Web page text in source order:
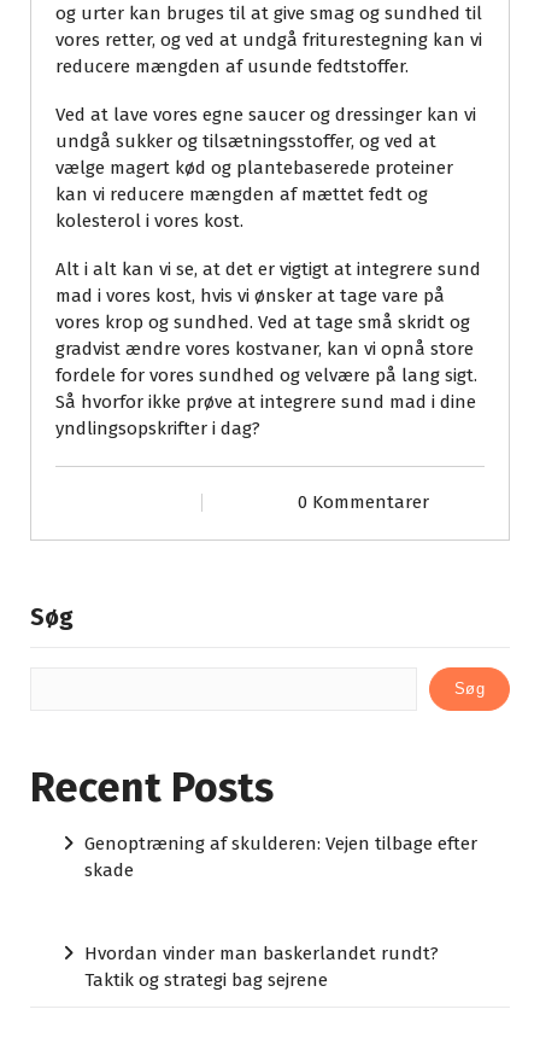
og urter kan bruges til at give smag og sundhed til
vores retter, og ved at undgå friturestegning kan vi
reducere mængden af usunde fedtstoffer.
Ved at lave vores egne saucer og dressinger kan vi
undgå sukker og tilsætningsstoffer, og ved at
vælge magert kød og plantebaserede proteiner
kan vi reducere mængden af mættet fedt og
kolesterol i vores kost.
Alt i alt kan vi se, at det er vigtigt at integrere sund
mad i vores kost, hvis vi ønsker at tage vare på
vores krop og sundhed. Ved at tage små skridt og
gradvist ændre vores kostvaner, kan vi opnå store
fordele for vores sundhed og velvære på lang sigt.
Så hvorfor ikke prøve at integrere sund mad i dine
yndlingsopskrifter i dag?
0 Kommentarer
Søg
Søg
Recent Posts
Genoptræning af skulderen: Vejen tilbage efter
skade
Hvordan vinder man baskerlandet rundt?
Taktik og strategi bag sejrene